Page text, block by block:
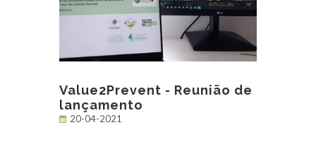
Value2Prevent - Reunião de
lançamento
20-04-2021